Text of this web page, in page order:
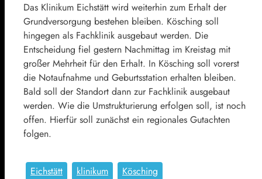
Das Klinikum Eichstätt wird weiterhin zum Erhalt der
Grundversorgung bestehen bleiben. Kösching soll
hingegen als Fachklinik ausgebaut werden. Die
Entscheidung fiel gestern Nachmittag im Kreistag mit
großer Mehrheit für den Erhalt. In Kösching soll vorerst
die Notaufnahme und Geburtsstation erhalten bleiben.
Bald soll der Standort dann zur Fachklinik ausgebaut
werden. Wie die Umstrukturierung erfolgen soll, ist noch
offen. Hierfür soll zunächst ein regionales Gutachten
folgen.
Eichstätt klinikum Kösching